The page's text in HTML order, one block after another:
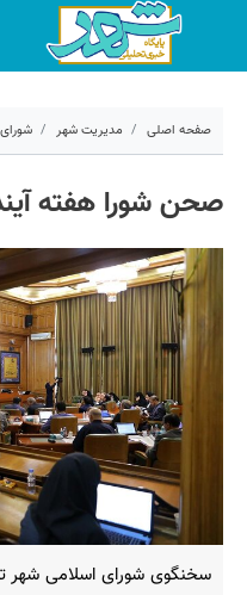
صفحه اصلی مدیریت شهر
صحن شورا هفته
سخنگوی شورای اسلامی شهر